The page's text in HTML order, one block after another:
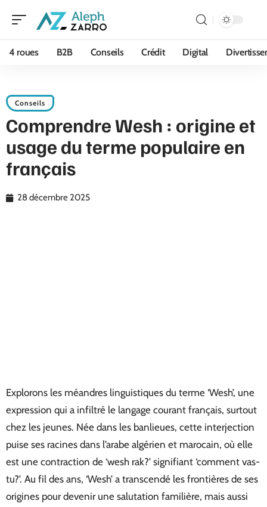
4 roues B2B Conseils Crédit Digital
Conseils
Comprendre Wesh : origine et
usage du terme populaire en
français
28 décembre 2025
Explorons les méandres linguistiques du terme ‘Wesh’, une
expression qui a infiltré le langage courant français, surtout
chez les jeunes. Née dans les banlieues, cette interjection
puise ses racines dans l’arabe algérien et marocain, où elle
est une contraction de ‘wesh rak?’ signifiant ‘comment vas-
tu?’. Au fil des ans, ‘Wesh’ a transcendé les frontières de ses
origines pour devenir une salutation familière, mais aussi